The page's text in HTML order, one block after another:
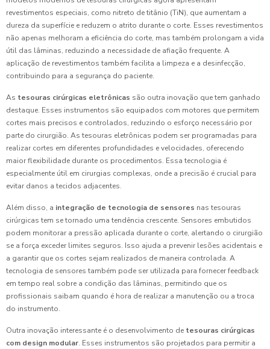
revestimentos especiais, como nitreto de titânio (TiN), que aumentam a
dureza da superfície e reduzem o atrito durante o corte. Esses revestimentos
não apenas melhoram a eficiência do corte, mas também prolongam a vida
útil das lâminas, reduzindo a necessidade de afiação frequente. A
aplicação de revestimentos também facilita a limpeza e a desinfecção,
contribuindo para a segurança do paciente.
As tesouras cirúrgicas eletrônicas são outra inovação que tem ganhado
destaque. Esses instrumentos são equipados com motores que permitem
cortes mais precisos e controlados, reduzindo o esforço necessário por
parte do cirurgião. As tesouras eletrônicas podem ser programadas para
realizar cortes em diferentes profundidades e velocidades, oferecendo
maior flexibilidade durante os procedimentos. Essa tecnologia é
especialmente útil em cirurgias complexas, onde a precisão é crucial para
evitar danos a tecidos adjacentes.
Além disso, a integração de tecnologia de sensores nas tesouras
cirúrgicas tem se tornado uma tendência crescente. Sensores embutidos
podem monitorar a pressão aplicada durante o corte, alertando o cirurgião
se a força exceder limites seguros. Isso ajuda a prevenir lesões acidentais e
a garantir que os cortes sejam realizados de maneira controlada. A
tecnologia de sensores também pode ser utilizada para fornecer feedback
em tempo real sobre a condição das lâminas, permitindo que os
profissionais saibam quando é hora de realizar a manutenção ou a troca
do instrumento.
Outra inovação interessante é o desenvolvimento de tesouras cirúrgicas
com design modular. Esses instrumentos são projetados para permitir a